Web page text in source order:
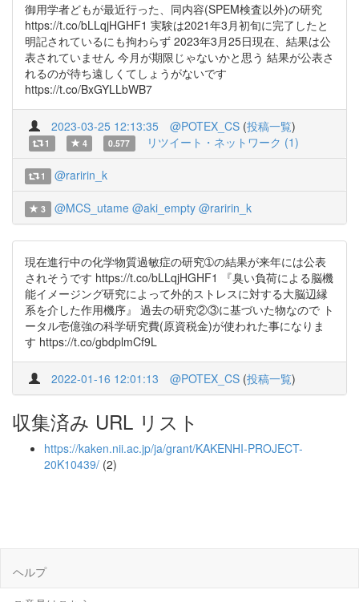
御用学者どもが最近行った、同内容(SPEM検査以外)の研究
https://t.co/bLLqjHGHF1 実験は2021年3月初旬に完了したと
明記されているにも拘わらず 2023年3月25日現在、結果は公
表されていません 今月が期限じゃないかと思う 結果が公表さ
れるのが待ち遠しくてしょうがないです
https://t.co/BxGYLLbWB7
2023-03-25 12:13:35 @POTEX_CS (投稿一覧)
1 4 0.577 リツイート・ネットワーク (1)
1 @raririn_k
3 @MCS_utame @aki_empty @raririn_k
現在進行中の化学物質過敏症の研究➀の結果が来年には公表
されそうです https://t.co/bLLqjHGHF1 『臭い負荷による脳機
能イメージング研究によって外的ストレスに対する大脳辺縁
系を介した作用機序』 過去の研究②③に基づいた物なので ト
ータル壱億強の科学研究費(原資税金)が使われた事になりま
す https://t.co/gbdplmCf9L
2022-01-16 12:01:13 @POTEX_CS (投稿一覧)
収集済み URL リスト
https://kaken.nii.ac.jp/ja/grant/KAKENHI-PROJECT-
20K10439/ (2)
ヘルプ